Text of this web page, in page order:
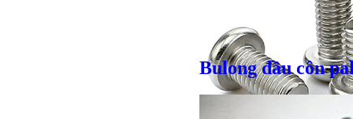
Bulong đầu côn